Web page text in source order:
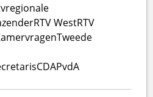
regionale
RTV WestRTV
Tweede
CDAPvdA